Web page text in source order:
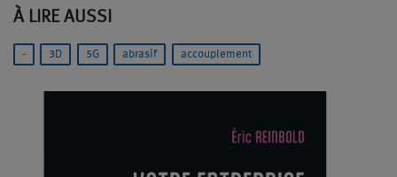
À LIRE AUSSI
- 3D 5G abrasif accouplement